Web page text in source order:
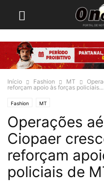
Início Fashion MT
reforçam apoio às forças policiais...
Fashion MT
Operações
Ciopaer
reforçam
policiais de